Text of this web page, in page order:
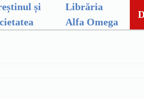
și
Librăria
Alfa Omega